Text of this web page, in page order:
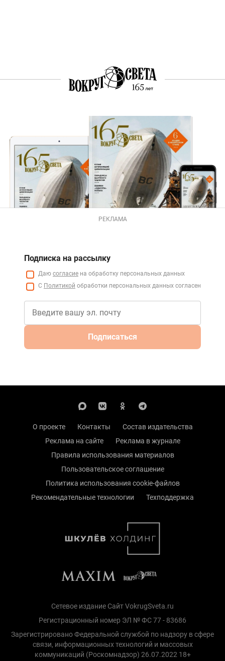
РЕКЛАМА
Подписка на рассылку
Даю согласие на обработку персональных данных
С Политикой обработки персональных данных согласен
Подписаться
О проекте Контакты
Состав издательства
Реклама на сайте
Реклама в журнале
Правила использования материалов
Пользовательское соглашение
Политика использования cookie-файлов
Рекомендательные технологии
Техподдержка
Сетевое издание Сайт VokrugSveta.ru
Регистрационный номер ЭЛ № ФС 77 - 83686
Зарегистрировано Федеральной службой по надзору в сфере
связи, информационных технологий и массовых
коммуникаций (Роскомнадзор) 26.07.2022 18+